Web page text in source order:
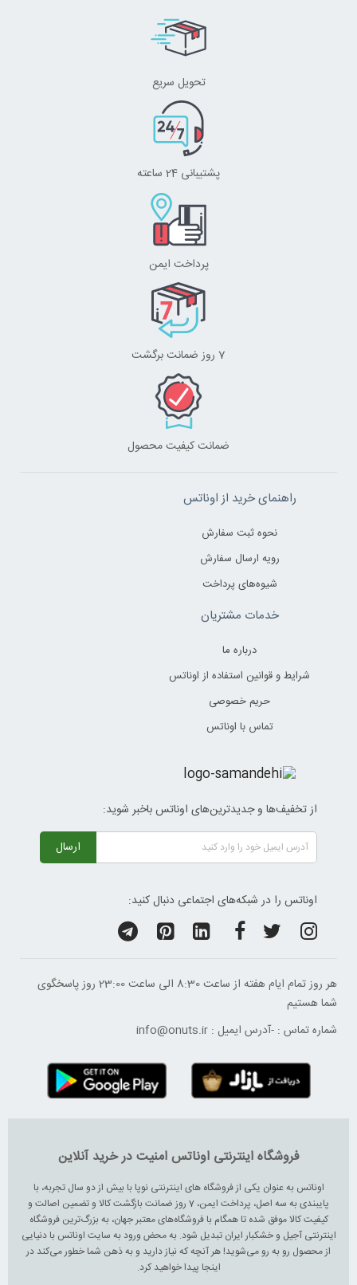
تحویل سریع
پشتیبانی 24 ساعته
پرداخت ایمن
7 روز ضمانت برگشت
ضمانت کیفیت محصول
راهنمای خرید از اوناتس
نحوه ثبت سفارش
رویه ارسال سفارش
شیوه‌های پرداخت
خدمات مشتریان
درباره ما
شرایط و قوانین استفاده از اوناتس
حریم خصوصی
تماس با اوناتس
از تخفیف‌ها و جدیدترین‌های اوناتس باخبر شوید:
ارسال
اوناتس را در شبکه‌های اجتماعی دنبال کنید:
هر روز تمام ایام هفته از ساعت 8:30 الی ساعت 23:00 ‌روز پاسخگوی
شما هستیم
شماره تماس : -آدرس ایمیل : info@onuts.ir
فروشگاه اینترنتی اوناتس امنیت در خرید آنلاین
اوناتس به عنوان یکی از فروشگاه های اینترنتی نوپا با بیش از دو سال تجربه، با
پایبندی به سه اصل، پرداخت ایمن، 7 روز ضمانت بازگشت کالا و تضمین اصالت و
کیفیت کالا موفق شده تا همگام با فروشگاه‌های معتبر جهان، به بزرگ‌ترین فروشگاه
اینترنتی آجیل و خشکبار ایران تبدیل شود. به محض ورود به سایت اوناتس با دنیایی
از محصول رو به رو می‌شوید! هر آنچه که نیاز دارید و به ذهن شما خطور می‌کند در
اینجا پیدا خواهید کرد.